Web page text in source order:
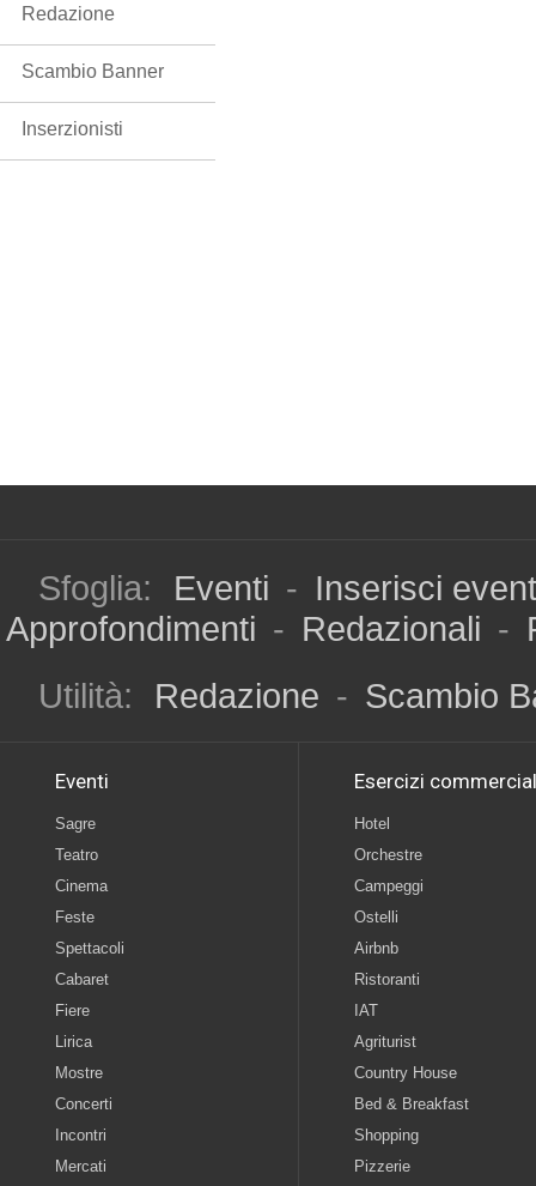
Redazione
Scambio Banner
Inserzionisti
Sfoglia: Eventi - Inserisci
Approfondimenti - Redazionali -
Utilità:
Redazione - Scambio
Eventi
Sagre
Teatro
Cinema
Feste
Spettacoli
Cabaret
Fiere
Lirica
Mostre
Concerti
Incontri
Mercati
Esercizi
Hotel
Orchestre
Campeggi
Ostelli
Airbnb
Ristoranti
IAT
Agriturist
Country House
Bed & Breakfast
Shopping
Pizzerie